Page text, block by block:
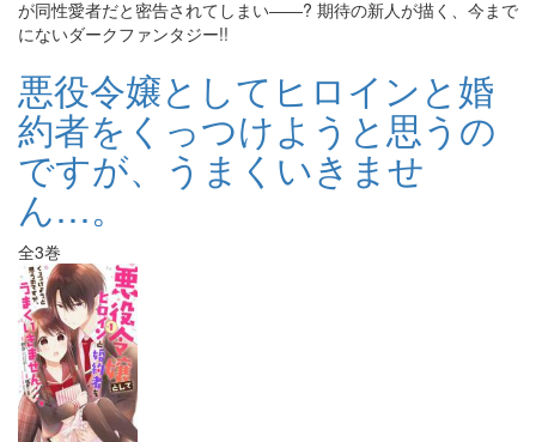
が同性愛者だと密告されてしまい――? 期待の新人が描く、今まで
にないダークファンタジー!!
悪役令嬢としてヒロインと婚
約者をくっつけようと思うの
ですが、うまくいきませ
ん…。
全3巻